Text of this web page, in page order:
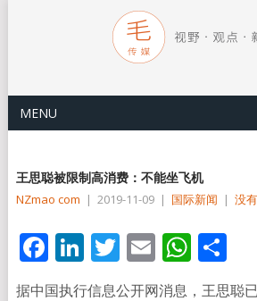
MENU
王思聪被限制高消费：不能坐飞机
NZmao com | 2019-11-09 | 国际新闻 | 没
Facebook
LinkedIn
Twitter
Email分
享
据中国执行信息公开网消息，王思聪